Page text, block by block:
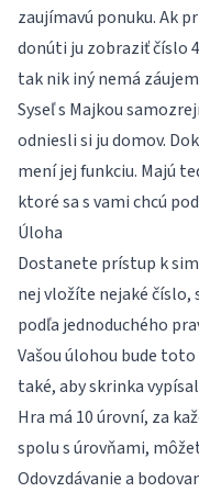
zaujímavú ponuku. Ak
donúti ju zobraziť číslo
tak nik iný nemá
Syseľ s Majkou
odniesli si ju domov.
mení jej funkciu. Majú
ktoré sa s vami chcú
Úloha
Dostanete prístup k
nej vložíte nejaké
podľa jednoduchého
Vašou úlohou bude
také, aby skrinka
Hra má 10 úrovní, za
spolu s úrovňami,
Odovzdávanie a